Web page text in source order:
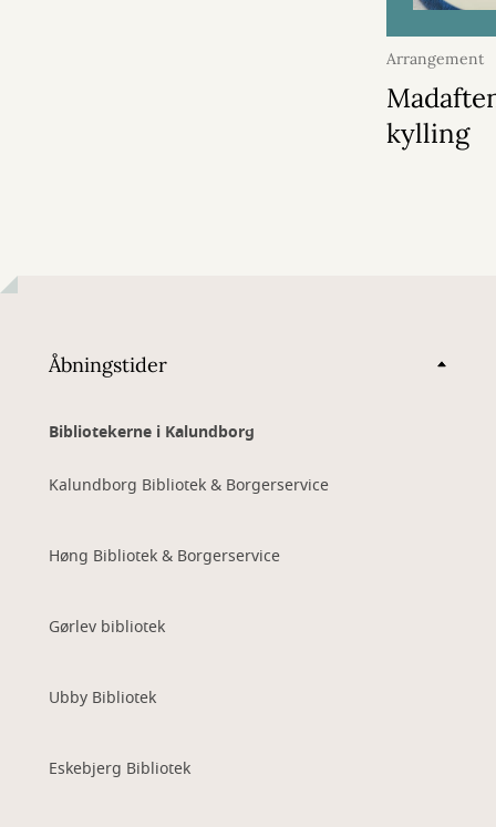
Arrangement
2026
kylling
Åbningstider
Bibliotekerne i Kalundborg
Kalundborg Bibliotek & Borgerservice
Høng Bibliotek & Borgerservice
Gørlev bibliotek
Ubby Bibliotek
Eskebjerg Bibliotek